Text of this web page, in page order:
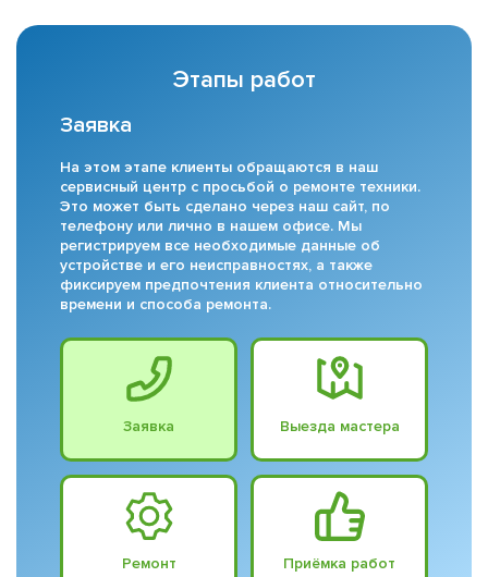
Этапы работ
Заявка
На этом этапе клиенты обращаются в наш
сервисный центр с просьбой о ремонте техники.
Это может быть сделано через наш сайт, по
телефону или лично в нашем офисе. Мы
регистрируем все необходимые данные об
устройстве и его неисправностях, а также
фиксируем предпочтения клиента относительно
времени и способа ремонта.
Заявка Выезда мастера
Ремонт Приёмка работ